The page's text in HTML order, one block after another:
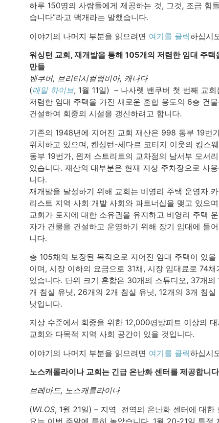
하루 150명의 사람들에게 제공하는 것, 그것, 조금 힘
습니다”라고 맥개라는 말했습니다.
이야기의 나머지 부분을 읽으려면 여기를 클릭하십시
워싱턴 교회, 재개발을 통해 105개의 저렴한 임대 주택
만들
밴쿠버, 브리티시컬럼비아, 캐나다
(매일 하이브, 1월 11일) – 나사렛 밴쿠버 첫 번째 교회
저렴한 임대 주택을 가진 새로운 혼합 용도의 6층 건
건설하여 회중의 시설을 갱신하려고 합니다.
기존의 1948년에 지어진 교회 재산은 998 동부 19번
위치하고 있으며, 켄싱턴-세다르 코티지 이웃의 킹스
동부 19번가, 윈저 스트리트의 교차점의 남서부 모서
있습니다. 재산의 대부분은 현재 지상 주차장으로 사
니다.
재개발을 달성하기 위해 교회는 비영리 주택 운영자
리스트 지역 사회 개발 사회와 파트너십을 맺고 있으
교회가 토지에 대한 소유권을 유지하고 비영리 주택
자가 건물을 건설하고 운영하기 위해 장기 임대에 들
니다.
총 105채의 보장된 목적으로 지어진 임대 주택이 있을
이며, 시장 이하의 요금으로 31채, 시장 임대료로 74채
있습니다. 단위 크기 혼합은 30개의 스튜디오, 37개의
개 침실 유닛, 26개의 2개 침실 유닛, 12개의 3개 침실
닛입니다.
지상 수준에서 회중을 위한 12,000평방피트 이상의
교회와 다목적 지역 사회 공간이 있을 것입니다.
이야기의 나머지 부분을 읽으려면 여기를 클릭하십시
노스캐롤라이나 교회는 긴급 온난화 센터를 제공합니
브레바드, 노스캐롤라이나
(WLOS, 1월 21일) – 지역 전역의 온난화 센터에 대한
요는 이번 주말에 특히 높았습니다. 1월 20-21일 특정